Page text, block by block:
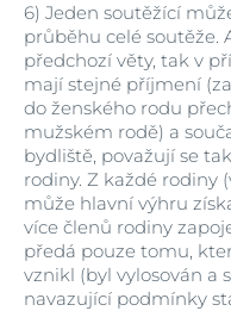
6) Jeden soutěžící
průběhu celé soutěže.
předchozí věty, tak v
mají stejné příjmení
do ženského rodu
mužském rodě) a
bydliště, považují se
rodiny. Z každé rodiny
může hlavní výhru
více členů rodiny
předá pouze tomu,
vznikl (byl vylosován a
navazující podmínky